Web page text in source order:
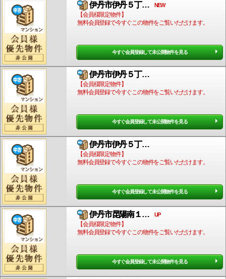
伊丹市伊丹５丁… NEW
【会員様限定物件】
無料会員登録で今すぐこの物件をご覧いただけます。
今すぐ会員登録して未公開物件を見る
伊丹市伊丹５丁…
【会員様限定物件】
無料会員登録で今すぐこの物件をご覧いただけます。
今すぐ会員登録して未公開物件を見る
伊丹市伊丹５丁…
【会員様限定物件】
無料会員登録で今すぐこの物件をご覧いただけます。
今すぐ会員登録して未公開物件を見る
伊丹市昆陽南１… UP
【会員様限定物件】
無料会員登録で今すぐこの物件をご覧いただけます。
今すぐ会員登録して未公開物件を見る